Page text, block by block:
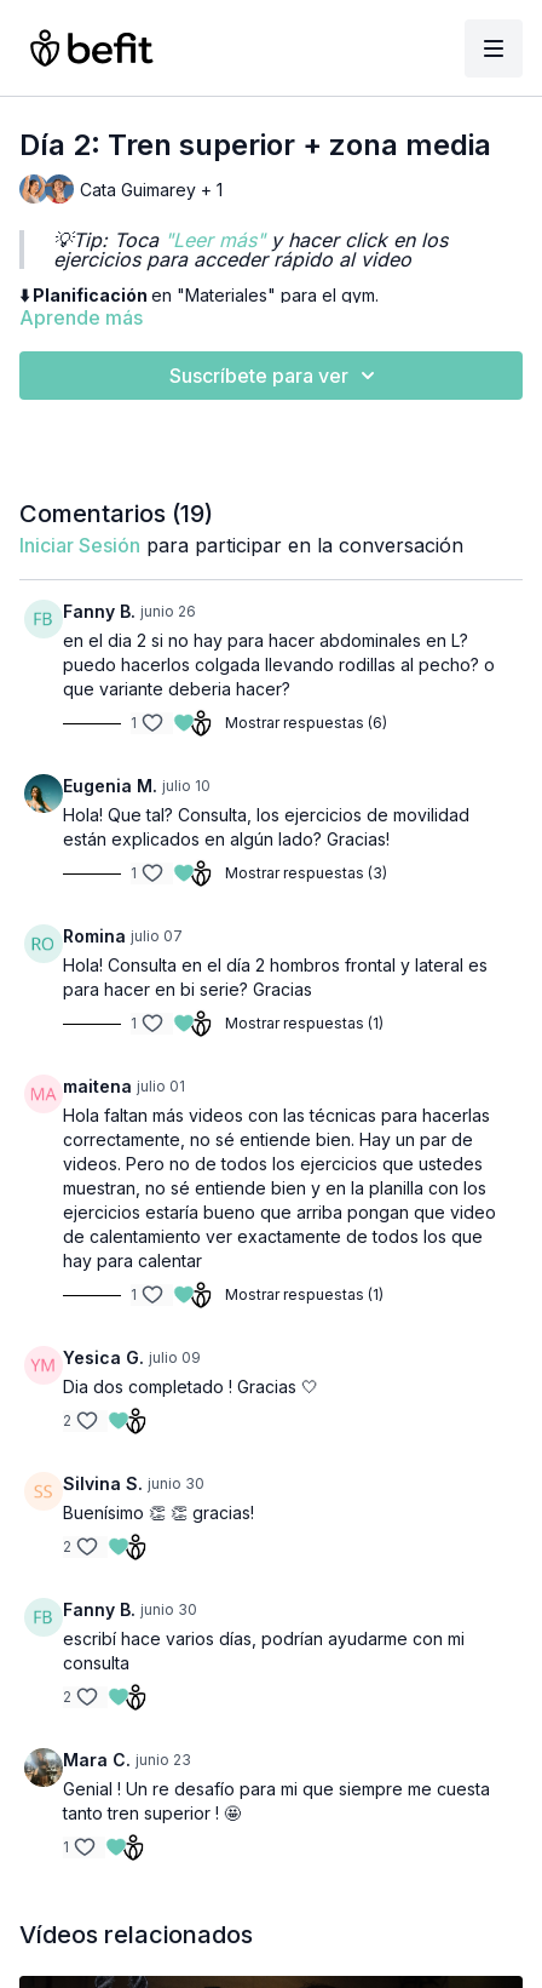
Día 2: Tren superior + zona media
Cata Guimarey + 1
💡Tip: Toca "Leer más"y hacer click en los
ejercicios para acceder rápido al video
⬇️ Planificación en "Materiales" para el gym.
00:24Press de hombro sentada
00:30Vuelos laterales con mancuerna
00:53Dorsales agarre neutro
01:10Extensión de tríceps en polea con cordón
01:19Pullover en polea con barra
01:29Extension de tríceps trasnuca con mancuerna
Elevación de piernas en máquina
Aprende más
Suscríbete para ver
Comentarios (19)
Iniciar Sesión para participar en la conversación
Fanny B. junio 26
en el dia 2 si no hay para hacer abdominales en L?
puedo hacerlos colgada llevando rodillas al pecho? o
que variante deberia hacer?
1 Mostrar respuestas (6)
Eugenia M. julio 10
Hola! Que tal? Consulta, los ejercicios de movilidad
están explicados en algún lado? Gracias!
1 Mostrar respuestas (3)
Romina julio 07
Hola! Consulta en el día 2 hombros frontal y lateral es
para hacer en bi serie? Gracias
1 Mostrar respuestas (1)
maitena julio 01
Hola faltan más videos con las técnicas para hacerlas
correctamente, no sé entiende bien. Hay un par de
videos. Pero no de todos los ejercicios que ustedes
muestran, no sé entiende bien y en la planilla con los
ejercicios estaría bueno que arriba pongan que video
de calentamiento ver exactamente de todos los que
hay para calentar
1 Mostrar respuestas (1)
Yesica G. julio 09
Dia dos completado ! Gracias 🤍
2
Silvina S. junio 30
Buenísimo 👏 👏 gracias!
2
Fanny B. junio 30
escribí hace varios días, podrían ayudarme con mi
consulta
2
Mara C. junio 23
Genial ! Un re desafío para mi que siempre me cuesta
tanto tren superior ! 🤩
1
Vídeos relacionados